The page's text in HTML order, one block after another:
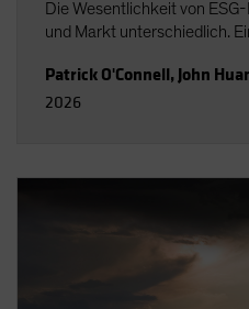
Die Wesentlichkeit von
und Markt unterschiedlich.
Patrick O'Connell, John
2026